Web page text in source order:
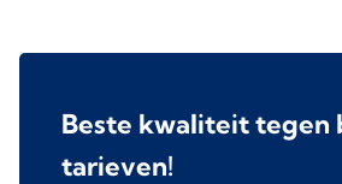
Beste kwaliteit tegen
tarieven!